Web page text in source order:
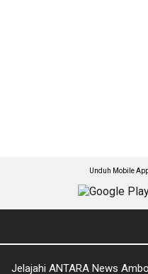
Unduh Mobile
Jelajahi ANTARA News